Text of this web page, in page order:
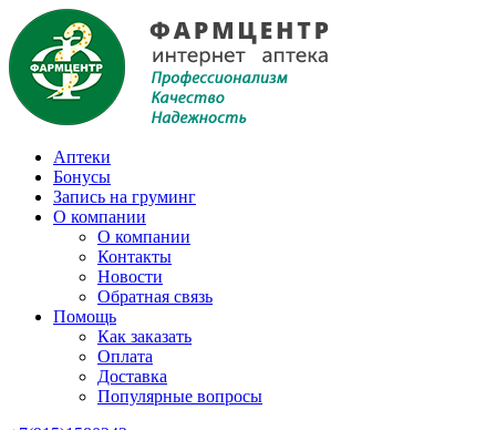
Аптеки
Бонусы
Запись на груминг
О компании
О компании
Контакты
Новости
Обратная связь
Помощь
Как заказать
Оплата
Доставка
Популярные вопросы